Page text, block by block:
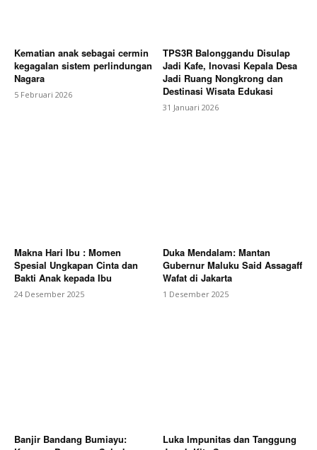
Kematian anak sebagai cermin
kegagalan sistem perlindungan
Nagara
5 Februari 2026
TPS3R Balonggandu Disulap
Jadi Kafe, Inovasi Kepala Desa
Jadi Ruang Nongkrong dan
Destinasi Wisata Edukasi
31 Januari 2026
Makna Hari Ibu : Momen
Spesial Ungkapan Cinta dan
Bakti Anak kepada Ibu
24 Desember 2025
Duka Mendalam: Mantan
Gubernur Maluku Said Assagaff
Wafat di Jakarta
1 Desember 2025
Banjir Bandang Bumiayu:
Luka Impunitas dan Tanggung